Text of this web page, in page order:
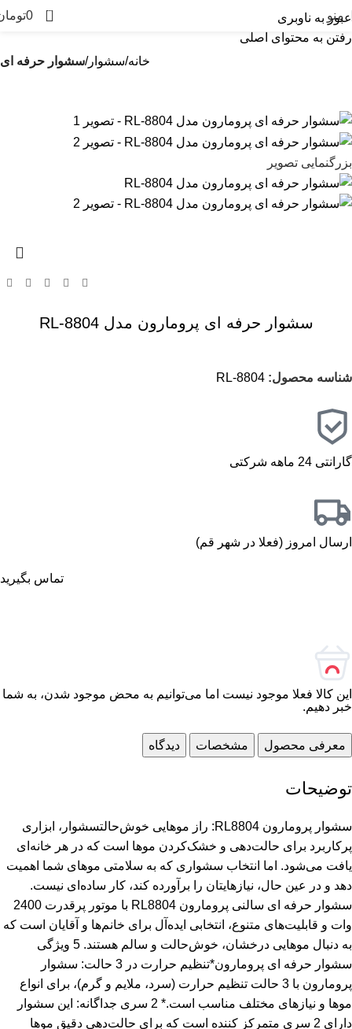
عبور به ناوبری
رفتن به محتوای اصلی
منو 0
0
خانه سشوار سشوار حرفه ای
بزرگنمایی تصویر
سشوار حرفه ای پرومارون مدل RL-8804
شناسه محصول: RL-8804
گارانتی 24 ماهه شرکتی
ارسال امروز (فعلا در شهر قم)
تماس بگیرید
این کالا فعلا موجود نیست اما می‌توانیم به محض موجود شدن، به شما
خبر دهیم.
معرفی محصول مشخصات دیدگاه
توضیحات
سشوار پرومارون RL8804: راز موهایی خوش‌حالتسشوار، ابزاری
پرکاربرد برای حالت‌دهی و خشک‌کردن موها است که در هر خانه‌ای
یافت می‌شود. اما انتخاب سشواری که به سلامتی موهای شما اهمیت
دهد و در عین حال، نیازهایتان را برآورده کند، کار ساده‌ای نیست.
سشوار حرفه ای سالنی پرومارون RL8804 با موتور پرقدرت 2400
وات و قابلیت‌های متنوع، انتخابی ایده‌آل برای خانم‌ها و آقایان است که
به دنبال موهایی درخشان، خوش‌حالت و سالم هستند. 5 ویژگی
سشوار حرفه ای پرومارون*تنظیم حرارت در 3 حالت: سشوار
پرومارون با 3 حالت تنظیم حرارت (سرد، ملایم و گرم)، برای انواع
موها و نیازهای مختلف مناسب است.* 2 سری جداگانه: این سشوار
دارای 2 سری متمرکز کننده است که برای حالت‌دهی دقیق موها